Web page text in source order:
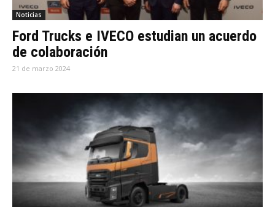
Noticias
Ford Trucks e IVECO estudian un acuerdo
de colaboración
21 de marzo 2024